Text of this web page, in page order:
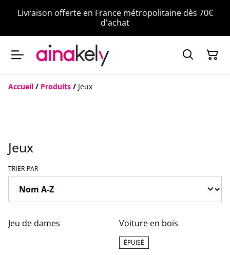
Livraison offerte en France métropolitaine dès 70€
d'achat
Accueil / Produits / Jeux
Jeux
TRIER PAR
Jeu de dames Voiture en bois
ÉPUISÉ